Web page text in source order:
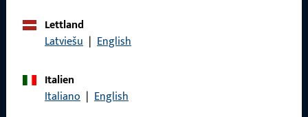
Lettland
Latviešu | English
Italien
Italiano | English